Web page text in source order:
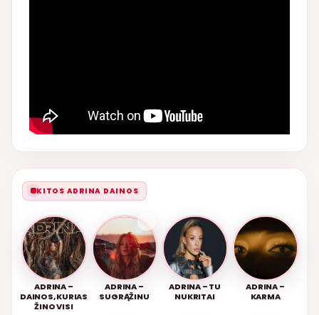
KITOS ADRINA DAINOS
ADRINA –
DAINOS, KURIAS
ŽINO VISI
ADRINA –
SUGRĄŽINU
ADRINA – TU
NUKRITAI
ADRINA –
KARMA